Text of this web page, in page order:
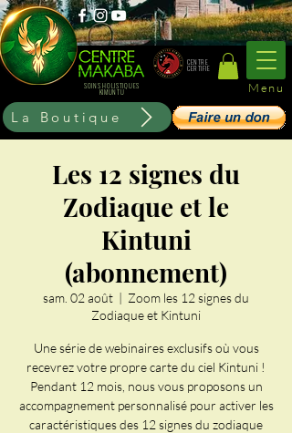
Menu
CENTRE
CERTIFIE
SOINS HOLISTIQUES
KIMUNTU
La Boutique
Les 12 signes du
Zodiaque et le
Kintuni
(abonnement)
sam. 02 août
  |
Zoom les 12 signes du
Zodiaque et Kintuni
Une série de webinaires exclusifs où vous
recevrez votre propre carte du ciel Kintuni !
Pendant 12 mois, nous vous proposons un
accompagnement personnalisé pour activer les
caractéristiques des 12 signes du zodiaque